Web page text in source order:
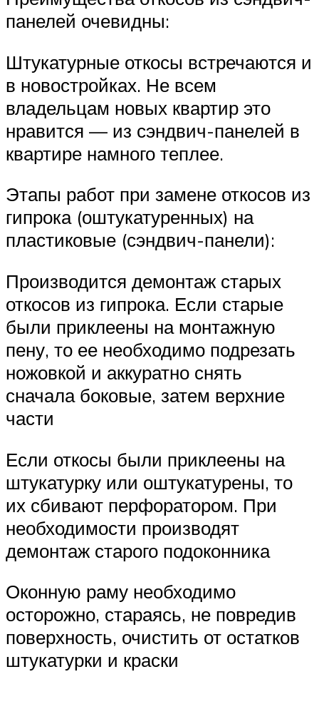
панелей очевидны:
Штукатурные откосы встречаются и
в новостройках. Не всем
владельцам новых квартир это
нравится — из сэндвич-панелей в
квартире намного теплее.
Этапы работ при замене откосов из
гипрока (оштукатуренных) на
пластиковые (сэндвич-панели):
Производится демонтаж старых
откосов из гипрока. Если старые
были приклеены на монтажную
пену, то ее необходимо подрезать
ножовкой и аккуратно снять
сначала боковые, затем верхние
части
Если откосы были приклеены на
штукатурку или оштукатурены, то
их сбивают перфоратором. При
необходимости производят
демонтаж старого подоконника
Оконную раму необходимо
осторожно, стараясь, не повредив
поверхность, очистить от остатков
штукатурки и краски